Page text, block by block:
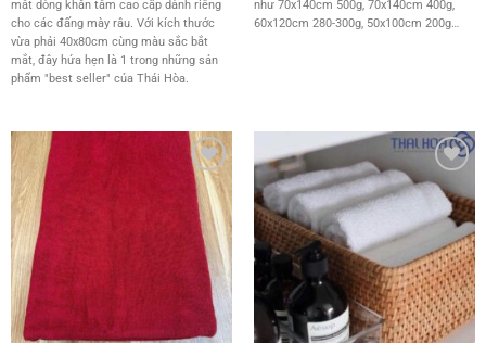
mắt dòng khăn tắm cao cấp dành riêng
cho các đấng mày râu. Với kích thước
vừa phải 40x80cm cùng màu sắc bắt
mắt, đây hứa hẹn là 1 trong những sản
phẩm "best seller" của Thái Hòa.
như 70x140cm 500g, 70x140cm 400g,
60x120cm 280-300g, 50x100cm 200g…
Add to
wishlist
Add to
wishlist